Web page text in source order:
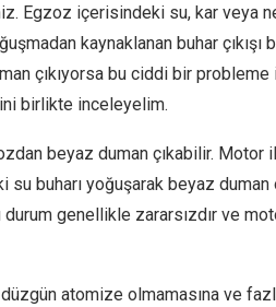
Egzoz içerisindeki su, kar veya
kaynaklanan buhar
çıkıyorsa bu ciddi bir
birlikte inceleyelim.
beyaz duman çıkabilir. Motor
su buharı yoğuşarak beyaz duman
genellikle zararsızdır ve
düzgün atomize olmamasına ve